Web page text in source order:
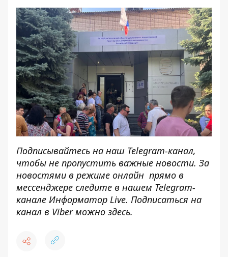
Подписывайтесь на наш Telegram-канал,
чтобы не пропустить важные новости. За
новостями в режиме онлайн прямо в
мессенджере следите в нашем Telegram-
канале Информатор Live. Подписаться на
канал в Viber можно здесь.